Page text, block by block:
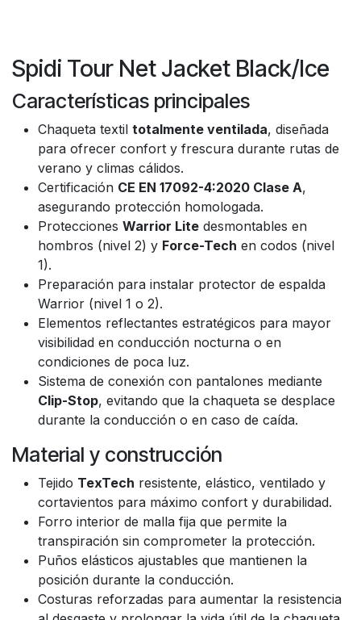
Spidi Tour Net Jacket Black/Ice
Características principales
Chaqueta textil totalmente ventilada, diseñada
para ofrecer confort y frescura durante rutas de
verano y climas cálidos.
Certificación CE EN 17092-4:2020 Clase A,
asegurando protección homologada.
Protecciones Warrior Lite desmontables en
hombros (nivel 2) y Force-Tech en codos (nivel
1).
Preparación para instalar protector de espalda
Warrior (nivel 1 o 2).
Elementos reflectantes estratégicos para mayor
visibilidad en conducción nocturna o en
condiciones de poca luz.
Sistema de conexión con pantalones mediante
Clip-Stop, evitando que la chaqueta se desplace
durante la conducción o en caso de caída.
Material y construcción
Tejido TexTech resistente, elástico, ventilado y
cortavientos para máximo confort y durabilidad.
Forro interior de malla fija que permite la
transpiración sin comprometer la protección.
Puños elásticos ajustables que mantienen la
posición durante la conducción.
Costuras reforzadas para aumentar la resistencia